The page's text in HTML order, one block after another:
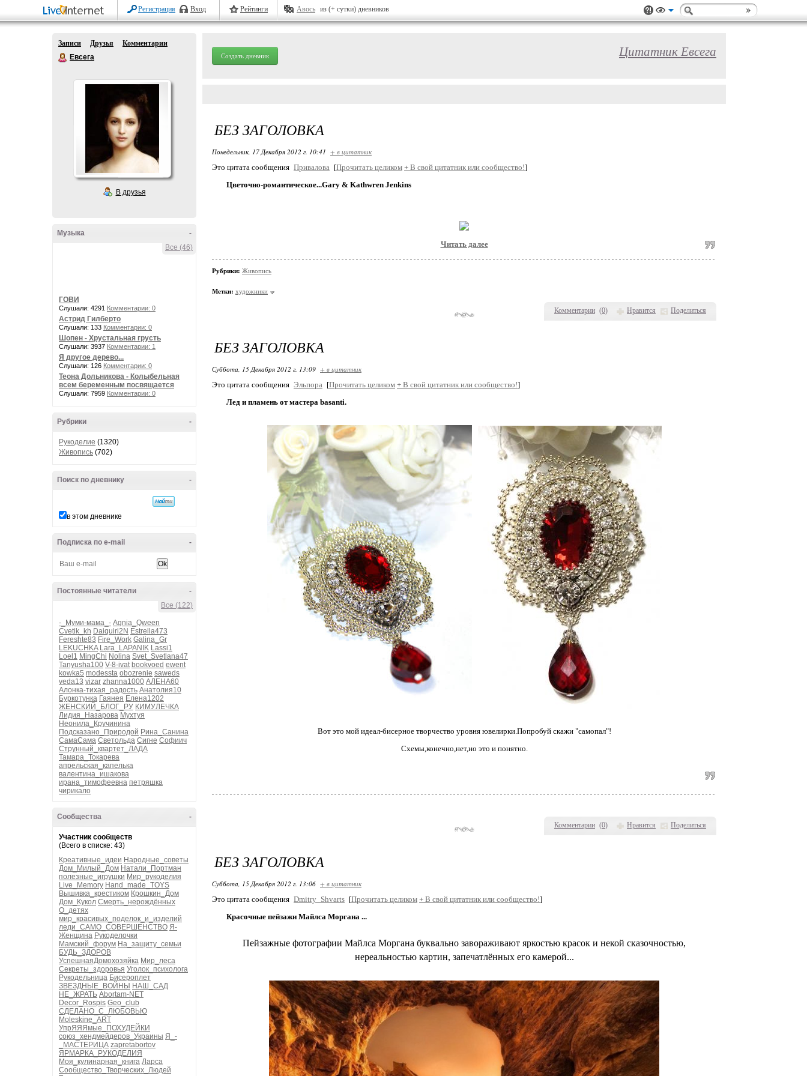
Регистрация Вход Рейтинги Авось из (+ сутки) дневников
Записи Друзья
Комментарии
Евсега
В друзья
-
Музыка
Все (46)
ГОВИ
Слушали: 4291 Комментарии: 0
Астрид Гилберто
Слушали: 133 Комментарии: 0
Шопен - Хрустальная грусть
Слушали: 3937 Комментарии: 1
Я другое дерево...
Слушали: 126 Комментарии: 0
Теона Дольникова - Колыбельная
всем беременным посвящается
Слушали: 7959 Комментарии: 0
-
Рубрики
Рукоделие (1320)
Живопись (702)
-
Поиск по дневнику
в этом дневнике
-
Подписка по e-mail
-
Постоянные читатели
Все (122)
-_Муми-мама_- Agnia_Qween
Cvetik_kh Daiquiri2N Estrella473
Fereshte83 Fire_Work Galina_Gr
LEKUCHKA Lara_LAPANIK Lassi1
Loel1 MingChi Nolina Svet_Svetlana47
Tanyusha100 V-8-ivat bookvoed ewent
kowka5 modessta obozrenie saweds
veda13 vizar zhanna1000 АЛЕНА60
Алонка-тихая_радость Анатолия10
Буркотунка Гаянея Елена1202
ЖЕНСКИЙ_БЛОГ_РУ КИМУЛЕЧКА
Лидия_Назарова Мухтуя
Неонила_Кручинина
Подсказано_Природой Рина_Санина
СамаСама Светольда Сигне Софиич
Струнный_квартет_ЛАДА
Тамара_Токарева
апрельская_капелька
валентина_ишакова
ирана_тимофеевна петряшка
чирикало
-
Сообщества
Участник сообществ
(Всего в списке: 43)
Креативные_идеи Народные_советы
Дом_Милый_Дом Натали_Портман
полезные_игрушки Мир_рукоделия
Live_Memory Hand_made_TOYS
Вышивка_крестиком Крошкин_Дом
Дом_Кукол Смерть_нерождённых
О_детях
мир_красивых_поделок_и_изделий
леди_САМО_СОВЕРШЕНСТВО Я-
Женщина Рукоделочки
Мамский_форум На_защиту_семьи
БУДЬ_ЗДОРОВ
УспешнаяДомохозяйка Мир_леса
Секреты_здоровья Уголок_психолога
Рукодельница Бисероплет
ЗВЕЗДНЫЕ_ВОЙНЫ НАШ_САД
НЕ_ЖРАТЬ Abortam-NET
Decor_Rospis Geo_club
СДЕЛАНО_С_ЛЮБОВЬЮ
Moleskine_ART
УпрЯЯЯмые_ПОХУДЕЙКИ
союз_хендмейдеров_Украины Я_-
_МАСТЕРИЦА zapretabortov
ЯРМАРКА_РУКОДЕЛИЯ
Моя_кулинарная_книга Ларса
Сообщество_Творческих_Людей
Создать дневник Цитатник Евсега
Комментарии (0) Нравится Поделиться
БЕЗ ЗАГОЛОВКА
Понедельник, 17 Декабря 2012 г. 10:41 + в цитатник
Это цитата сообщения Привалова [Прочитать целиком + В свой цитатник или сообщество!]
Цветочно-романтическое...Gary & Kathwren Jenkins
Читать далее
Рубрики: Живопись
Метки: художники
Комментарии (0) Нравится Поделиться
БЕЗ ЗАГОЛОВКА
Суббота, 15 Декабря 2012 г. 13:09 + в цитатник
Это цитата сообщения Эльпора [Прочитать целиком + В свой цитатник или сообщество!]
Лед и пламень от мастера basanti.
Вот это мой идеал-бисерное творчество уровня ювелирки.Попробуй скажи "самопал"!
Схемы,конечно,нет,но это и понятно.
БЕЗ ЗАГОЛОВКА
Суббота, 15 Декабря 2012 г. 13:06 + в цитатник
Это цитата сообщения Dmitry_Shvarts [Прочитать целиком + В свой цитатник или сообщество!]
Красочные пейзажи Майлса Моргана ...
Пейзажные фотографии Майлса Моргана буквально завораживают яркостью красок и некой сказочностью,
нереальностью картин, запечатлённых его камерой...